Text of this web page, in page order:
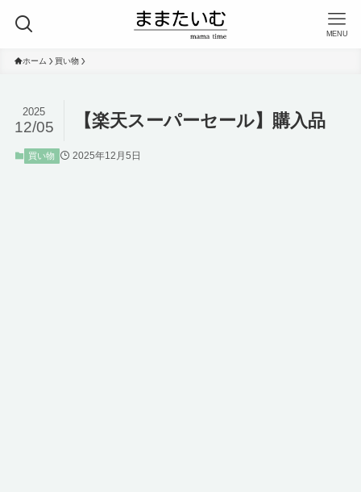
MENU
ホーム 買い物
【楽天スーパーセール】購入品
2025
12/05
買い物 2025年12月5日